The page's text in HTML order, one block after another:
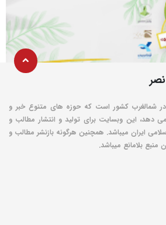
در شمالغرب کشور است که حوزه های متنوع خبر و
دهد، این وبسایت برای تولید و انتشار مطالب و
ایران میباشد. همچنین هرگونه بازنشر مطالب و
منبع بلامانع میباشد.